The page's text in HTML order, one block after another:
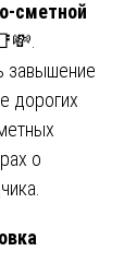
сметной
завышение
дорогих
о